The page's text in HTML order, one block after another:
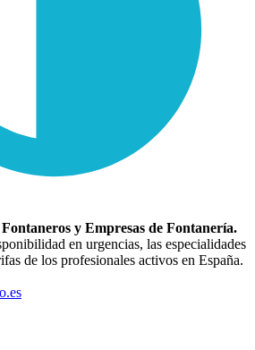
y Empresas de Fontanería.
en urgencias, las especialidades
de los profesionales activos en España.